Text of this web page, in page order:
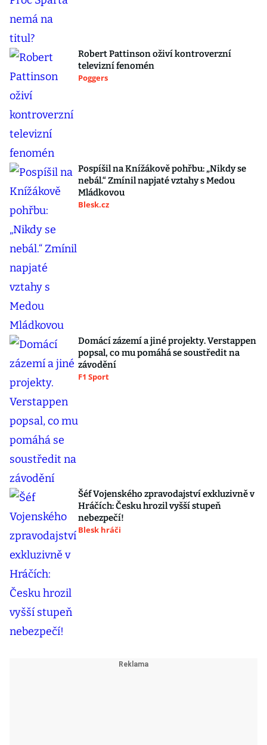
Robert Pattinson oživí kontroverzní
televizní fenomén
Poggers
Pospíšil na Knížákově pohřbu: „Nikdy se
nebál.“ Zmínil napjaté vztahy s Medou
Mládkovou
Blesk.cz
Domácí zázemí a jiné projekty. Verstappen
popsal, co mu pomáhá se soustředit na
závodění
F1 Sport
Šéf Vojenského zpravodajství exkluzivně v
Hráčích: Česku hrozil vyšší stupeň
nebezpečí!
Blesk hráči